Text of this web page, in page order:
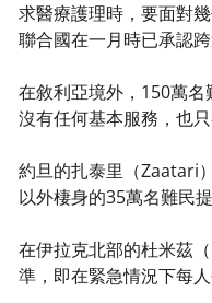
求醫療護理時，要面對
聯合國在一月時已承認
在敘利亞境外，150萬
沒有任何基本服務，也
約旦的扎泰里（Zaatari
以外棲身的35萬名難民
在伊拉克北部的杜米茲
準，即在緊急情況下每